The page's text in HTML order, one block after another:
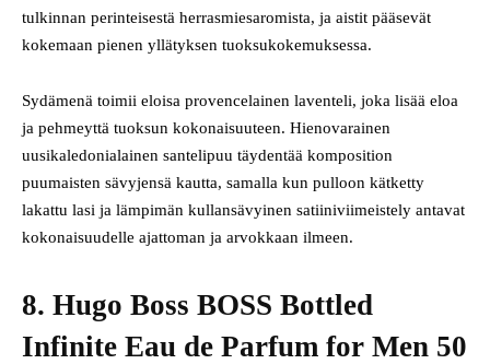
tulkinnan perinteisestä herrasmiesaromista, ja aistit pääsevät
kokemaan pienen yllätyksen tuoksukokemuksessa.
Sydämenä toimii eloisa provencelainen laventeli, joka lisää eloa
ja pehmeyttä tuoksun kokonaisuuteen. Hienovarainen
uusikaledonialainen santelipuu täydentää komposition
puumaisten sävyjensä kautta, samalla kun pulloon kätketty
lakattu lasi ja lämpimän kullansävyinen satiiniviimeistely antavat
kokonaisuudelle ajattoman ja arvokkaan ilmeen.
8. Hugo Boss BOSS Bottled
Infinite Eau de Parfum for Men 50